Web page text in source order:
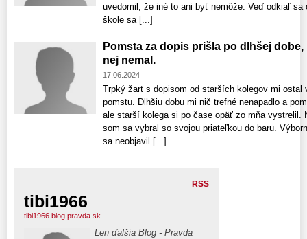
uvedomil, že iné to ani byť nemôže. Veď odkiaľ
škole sa [...]
Pomsta za dopis prišla po dlhšej
nej nemal.
17.06.2024
Trpký žart s dopisom od starších kolegov mi ostal
pomstu. Dlhšiu dobu mi nič trefné nenapadlo a
ale starší kolega si po čase opäť zo mňa vystrelil.
som sa vybral so svojou priateľkou do baru.
sa neobjavil [...]
RSS
tibi1966
tibi1966.blog.pravda.sk
Len ďalšia Blog - Pravda